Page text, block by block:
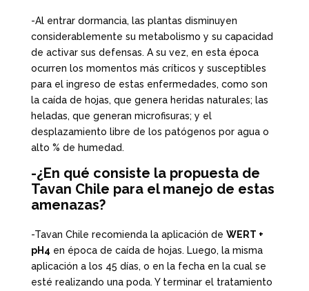
-Al entrar dormancia, las plantas disminuyen
considerablemente su metabolismo y su capacidad
de activar sus defensas. A su vez, en esta época
ocurren los momentos más críticos y susceptibles
para el ingreso de estas enfermedades, como son
la caída de hojas, que genera heridas naturales; las
heladas, que generan microfisuras; y el
desplazamiento libre de los patógenos por agua o
alto % de humedad.
-¿En qué consiste la propuesta de
Tavan Chile para el manejo de estas
amenazas?
-Tavan Chile recomienda la aplicación de WERT +
pH4 en época de caída de hojas. Luego, la misma
aplicación a los 45 días, o en la fecha en la cual se
esté realizando una poda. Y terminar el tratamiento